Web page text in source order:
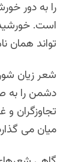
را به دور
است. خورشید
تواند همان
شعر زیان
دشمن را به
تجاوزگران و
میان می